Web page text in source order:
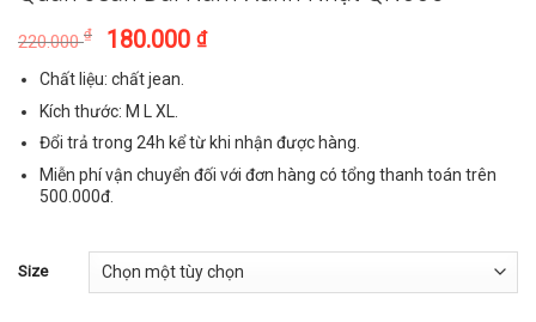
220.000₫ 180.000 ₫
Chất liệu: chất jean.
Kích thước: M L XL.
Đổi trả trong 24h kể từ khi nhận được hàng.
Miễn phí vận chuyển đối với đơn hàng có tổng thanh toán trên
500.000đ.
Size